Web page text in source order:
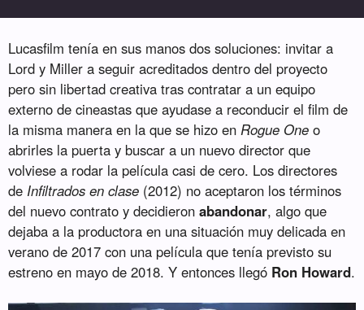
Lucasfilm tenía en sus manos dos soluciones: invitar a
Lord y Miller a seguir acreditados dentro del proyecto
pero sin libertad creativa tras contratar a un equipo
externo de cineastas que ayudase a reconducir el film de
la misma manera en la que se hizo enRogue One o
abrirles la puerta y buscar a un nuevo director que
volviese a rodar la película casi de cero. Los directores
de Infiltrados en clase (2012) no aceptaron los términos
del nuevo contrato y decidieronabandonar, algo que
dejaba a la productora en una situación muy delicada en
verano de 2017 con una película que tenía previsto su
estreno en mayo de 2018. Y entonces llegó Ron Howard.